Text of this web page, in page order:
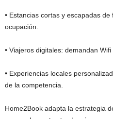
• Estancias cortas y escapadas
ocupación.
• Viajeros digitales: demandan
• Experiencias locales
de la competencia.
Home2Book adapta la estrategia